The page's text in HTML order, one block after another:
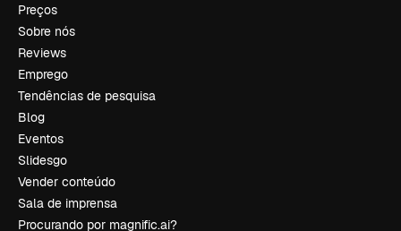
Preços
Sobre nós
Reviews
Emprego
Tendências de pesquisa
Blog
Eventos
Slidesgo
Vender conteúdo
Sala de imprensa
Procurando por magnific.ai?